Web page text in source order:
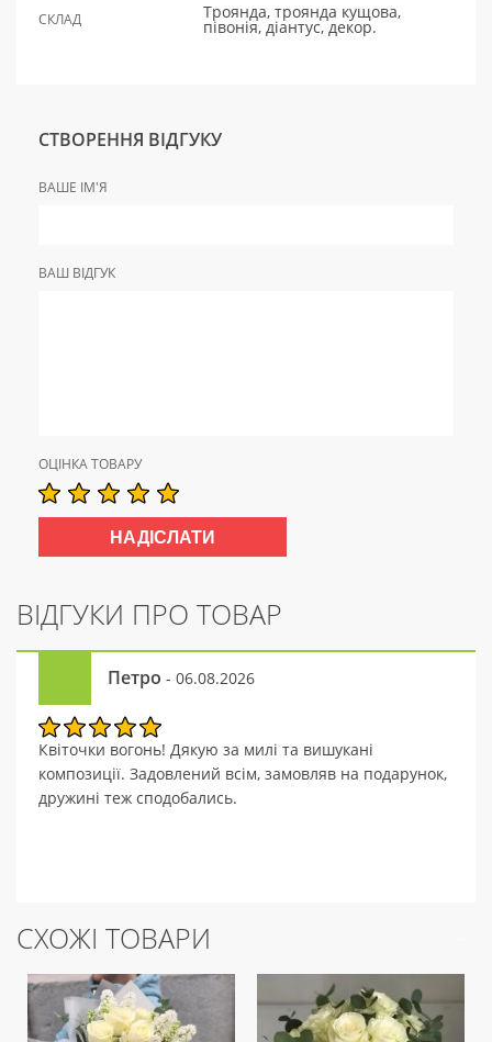
СКЛАД Троянда, троянда кущова,
півонія, діантус, декор.
СТВОРЕННЯ ВІДГУКУ
ВАШЕ ІМ'Я
ВАШ ВІДГУК
ОЦІНКА ТОВАРУ
ВІДГУКИ ПРО ТОВАР
Петро - 06.08.2026
Квіточки вогонь! Дякую за милі та вишукані
композиції. Задовлений всім, замовляв на подарунок,
дружині теж сподобались.
СХОЖІ ТОВАРИ